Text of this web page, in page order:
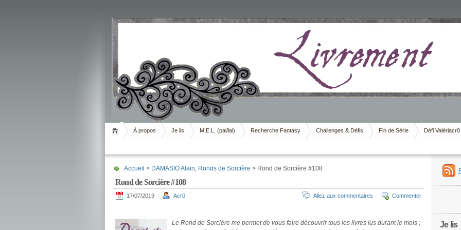
Livrement
À propos Je lis M.E.L. (pal/lal) Recherche Fantasy Challenges & Défis Fin de Série Défi Valériacr0
Accueil > DAMASIO Alain, Ronds de Sorcière > Rond de Sorcière #108
Rond de Sorcière #108
17/07/2019 Acr0 Commenter
Allez aux commentaires
Le Rond de Sorcière me permet de vous faire découvrir tous les livres lus durant le mois ;
Je lis